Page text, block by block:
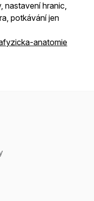
nastavení hranic,
potkávání jen
anatomie